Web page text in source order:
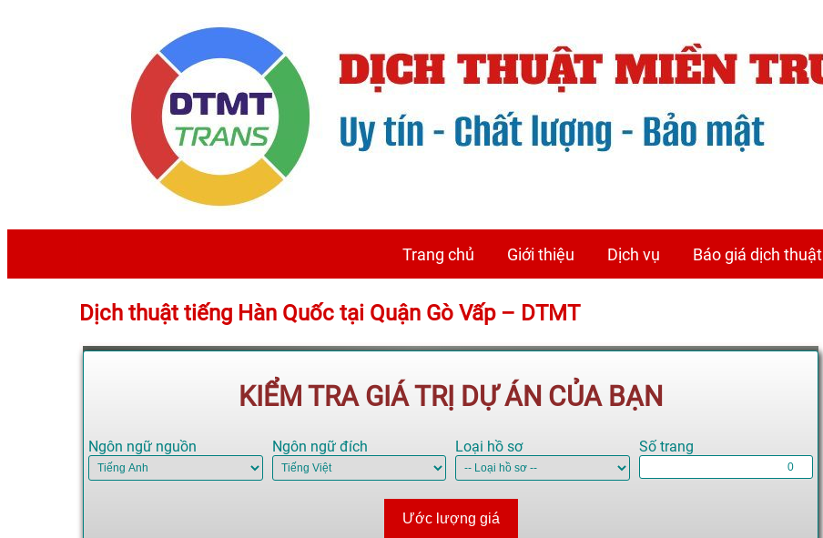
Trang chủ Giới thiệu Dịch vụ Báo giá dịch thuật
Dịch thuật tiếng Hàn Quốc tại Quận Gò Vấp – DTMT
KIỂM TRA GIÁ TRỊ DỰ ÁN CỦA BẠN
Ngôn ngữ nguồn Ngôn ngữ đích Loại hồ sơ Số trang
Ước lượng giá